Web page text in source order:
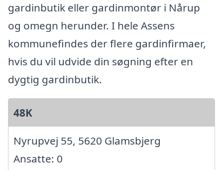
gardinbutik eller gardinmontør i Nårup
og omegn herunder. I hele Assens
kommunefindes der flere gardinfirmaer,
hvis du vil udvide din søgning efter en
dygtig gardinbutik.
48K
Nyrupvej 55, 5620 Glamsbjerg
Ansatte: 0